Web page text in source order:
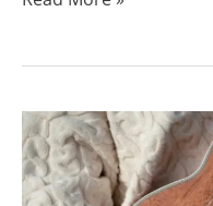
As
10
Melhores